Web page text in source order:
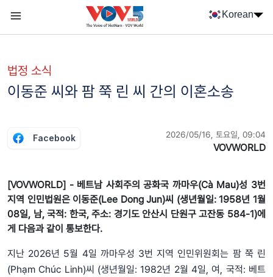
Korean
법정 소식
이동준 씨와 팜 쭉 린 씨 간의 이혼소송
Facebook 2026/05/16, 토요일, 09:04
VOVWORLD
[VOVWORLD] - 베트남 사회주의 공화국 까마우(Cà Mau)성 3번
지역 인민법원은 이동준(Lee Dong Jun)씨 (생년월일: 1958년 1월
08일, 남, 국적: 한국, 주소: 경기도 안산시 단원구 고잔동 584-1)에
게 다음과 같이 통보한다.
지난 2026년 5월 4일 까마우성 3번 지역 인민위원회는 팜 쭉 린
(Phạm Chúc Linh)씨 (생년월일: 1982년 2월 4일, 여, 국적: 베트